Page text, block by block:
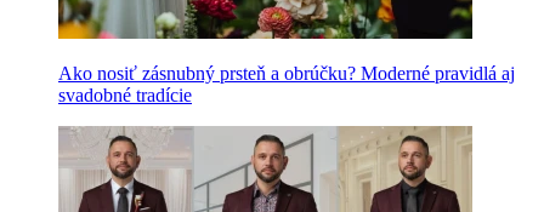
Ako nosiť zásnubný prsteň a obrúčku? Moderné pravidlá aj
svadobné tradície